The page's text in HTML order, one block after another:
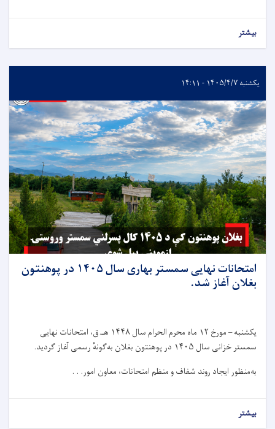
بیشتر
یکشنبه ۱۴۰۵/۴/۷ - ۱۴:۱۱
امتحانات نهایی سمستر بهاری سال ۱۴۰۵ در پوهنتون
بغلان آغاز شد.
یکشنبه – مورخ ۱۲ ماه محرم الحرام سال ۱۴۴۸ هـ.ق، امتحانات نهایی
سمستر خزانی سال ۱۴۰۵ در پوهنتون بغلان به‌گونهٔ رسمی آغاز گردید.
به‌منظور ایجاد روند شفاف و منظم امتحانات، معاون امور. . .
بیشتر